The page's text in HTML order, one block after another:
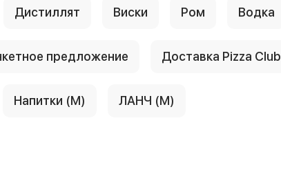
Дистиллят Виски Ром Водка
предложение Доставка Pizza Club
Напитки (М) ЛАНЧ (М)